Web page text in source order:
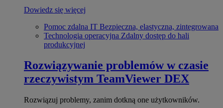
Dowiedz się więcej
Pomoc zdalna IT Bezpieczna, elastyczna, zintegrowana
Technologia operacyjna Zdalny dostęp do hali
produkcyjnej
Rozwiązywanie problemów w czasie
rzeczywistym TeamViewer DEX
Rozwiązuj problemy, zanim dotkną one użytkowników.